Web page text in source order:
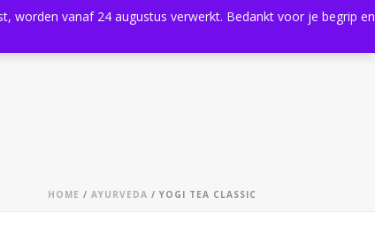
Shop
HOME / AYURVEDA / YOGI TEA CLASSIC
worden vanaf 24 augustus verwerkt. Bedankt voor je begrip en